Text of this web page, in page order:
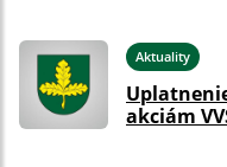
Aktuality
akciám